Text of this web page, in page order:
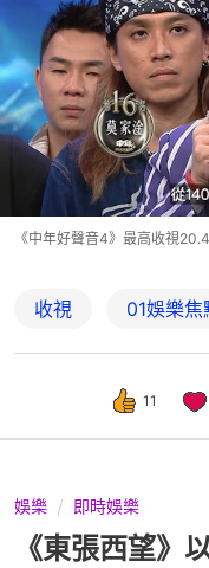
《中年好聲音4》最高收視
收視 01娛樂焦
11
娛樂 即時娛樂
《東張西望》